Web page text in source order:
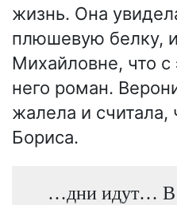
жизнь. Она
плюшевую белку,
Михайловне, что с
него роман.
жалела и считала,
Бориса.
…дни идут… В